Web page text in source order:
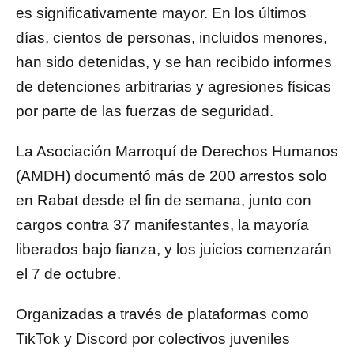
es significativamente mayor. En los últimos
días, cientos de personas, incluidos menores,
han sido detenidas, y se han recibido informes
de detenciones arbitrarias y agresiones físicas
por parte de las fuerzas de seguridad.
La Asociación Marroquí de Derechos Humanos
(AMDH) documentó más de 200 arrestos solo
en Rabat desde el fin de semana, junto con
cargos contra 37 manifestantes, la mayoría
liberados bajo fianza, y los juicios comenzarán
el 7 de octubre.
Organizadas a través de plataformas como
TikTok y Discord por colectivos juveniles